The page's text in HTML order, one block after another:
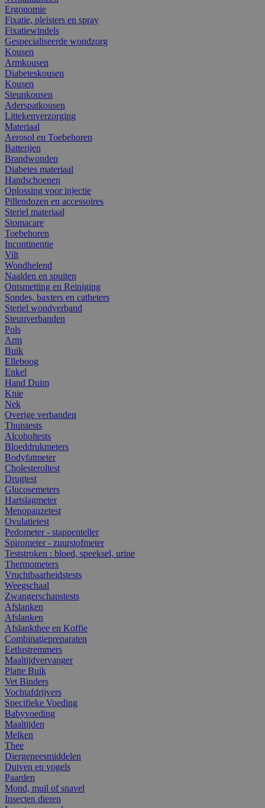
Ergonomie
Fixatie, pleisters en spray
Fixatiewindels
Gespecialiseerde wondzorg
Kousen
Armkousen
Diabeteskousen
Kousen
Steunkousen
Aderspatkousen
Littekenverzorging
Materiaal
Aerosol en Toebehoren
Batterijen
Brandwonden
Diabetes materiaal
Handschoenen
Oplossing voor injectie
Pillendozen en accessoires
Steriel materiaal
Stomacare
Toebehoren
Incontinentie
Vilt
Wondhelend
Naalden en spuiten
Ontsmetting en Reiniging
Sondes, baxters en catheters
Steriel wondverband
Steunverbanden
Pols
Arm
Buik
Elleboog
Enkel
Hand Duim
Knie
Nek
Overige verbanden
Thuistests
Alcoholtests
Bloeddrukmeters
Bodyfatmeter
Cholesteroltest
Drugtest
Glucosemeters
Hartslagmeter
Menopauzetest
Ovulatietest
Pedometer - stappenteller
Spirometer - zuurstofmeter
Teststroken : bloed, speeksel, urine
Thermometers
Vruchtbaarheidstests
Weegschaal
Zwangerschapstests
Afslanken
Afslanken
Afslankthee en Koffie
Combinatiepreparaten
Eetlustremmers
Maaltijdvervanger
Platte Buik
Vet Binders
Vochtafdrijvers
Specifieke Voeding
Babyvoeding
Maaltijden
Melken
Thee
Diergeneesmiddelen
Duiven en vogels
Paarden
Mond, muil of snavel
Insecten dieren